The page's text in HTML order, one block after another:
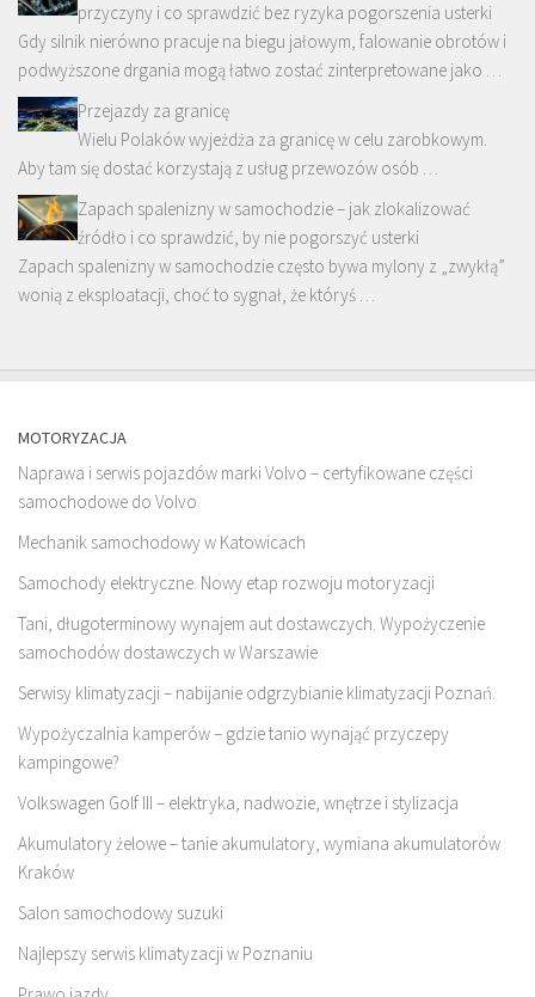
przyczyny i co sprawdzić bez ryzyka pogorszenia usterki
Gdy silnik nierówno pracuje na biegu jałowym, falowanie obrotów i
podwyższone drgania mogą łatwo zostać zinterpretowane jako …
Przejazdy za granicę
Wielu Polaków wyjeżdża za granicę w celu zarobkowym.
Aby tam się dostać korzystają z usług przewozów osób …
Zapach spalenizny w samochodzie – jak zlokalizować
źródło i co sprawdzić, by nie pogorszyć usterki
Zapach spalenizny w samochodzie często bywa mylony z „zwykłą”
wonią z eksploatacji, choć to sygnał, że któryś …
MOTORYZACJA
Naprawa i serwis pojazdów marki Volvo – certyfikowane części
samochodowe do Volvo
Mechanik samochodowy w Katowicach
Samochody elektryczne. Nowy etap rozwoju motoryzacji
Tani, długoterminowy wynajem aut dostawczych. Wypożyczenie
samochodów dostawczych w Warszawie
Serwisy klimatyzacji – nabijanie odgrzybianie klimatyzacji Poznań.
Wypożyczalnia kamperów – gdzie tanio wynająć przyczepy
kampingowe?
Volkswagen Golf III – elektryka, nadwozie, wnętrze i stylizacja
Akumulatory żelowe – tanie akumulatory, wymiana akumulatorów
Kraków
Salon samochodowy suzuki
Najlepszy serwis klimatyzacji w Poznaniu